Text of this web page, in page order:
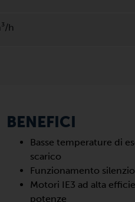
h
BENEFICI
Basse temperature di
scarico
Funzionamento
Motori IE3 ad alta
potenze